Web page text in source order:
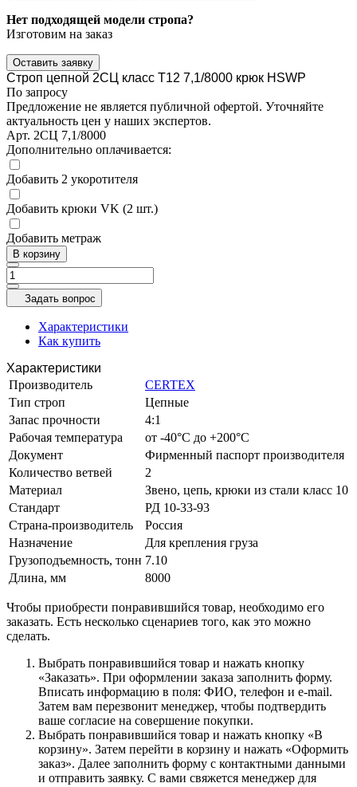
Нет подходящей модели стропа?
Изготовим на заказ
Оставить заявку
Строп цепной 2СЦ класс Т12 7,1/8000 крюк HSWP
По запросу
Предложение не является публичной офертой. Уточняйте
актуальность цен у наших экспертов.
Арт. 2СЦ 7,1/8000
Дополнительно оплачивается:
Добавить 2 укоротителя
Добавить крюки VK (2 шт.)
Добавить метраж
В корзину
Задать вопрос
Характеристики
Как купить
Характеристики
Производитель
CERTEX
Тип строп
Цепные
Запас прочности
4:1
Рабочая температура
от -40°C до +200°C
Документ
Фирменный паспорт производителя
Количество ветвей
2
Материал
Звено, цепь, крюки из стали класс 10
Стандарт
РД 10-33-93
Страна-производитель
Россия
Назначение
Для крепления груза
Грузоподъемность, тонн 7.10
Длина, мм
8000
Чтобы приобрести понравившийся товар, необходимо его
заказать. Есть несколько сценариев того, как это можно
сделать.
Выбрать понравившийся товар и нажать кнопку
«Заказать». При оформлении заказа заполнить форму.
Вписать информацию в поля: ФИО, телефон и e-mail.
Затем вам перезвонит менеджер, чтобы подтвердить
ваше согласие на совершение покупки.
Выбрать понравившийся товар и нажать кнопку «В
корзину». Затем перейти в корзину и нажать «Оформить
заказ». Далее заполнить форму с контактными данными
и отправить заявку. С вами свяжется менеджер для